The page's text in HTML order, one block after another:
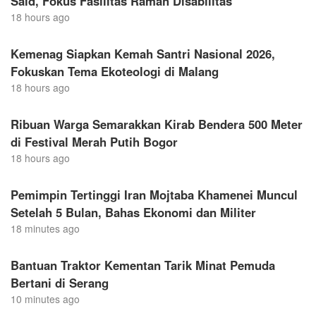
18 hours ago
Kemenag Siapkan Kemah Santri Nasional 2026,
Fokuskan Tema Ekoteologi di Malang
18 hours ago
Ribuan Warga Semarakkan Kirab Bendera 500 Meter
di Festival Merah Putih Bogor
18 hours ago
Pemimpin Tertinggi Iran Mojtaba Khamenei Muncul
Setelah 5 Bulan, Bahas Ekonomi dan Militer
18 minutes ago
Bantuan Traktor Kementan Tarik Minat Pemuda
Bertani di Serang
10 minutes ago